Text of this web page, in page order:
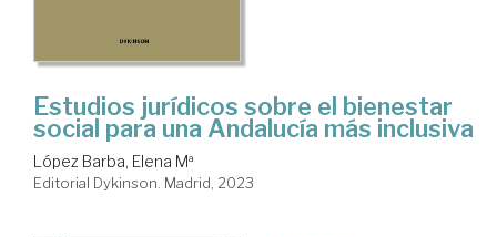
Estudios jurídicos sobre el bienestar
social para una Andalucía más inclusiva
López Barba, Elena Mª
Editorial Dykinson. Madrid, 2023